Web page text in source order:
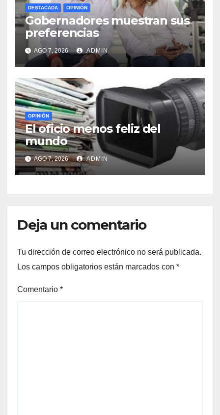
DESTACADA OPINIÓN
Gobernadores muestran sus
preferencias
AGO 7, 2026 ADMIN
OPINIÓN
El oficio menos feliz del
mundo
AGO 7, 2026 ADMIN
Deja un comentario
Tu dirección de correo electrónico no será publicada.
Los campos obligatorios están marcados con *
Comentario *